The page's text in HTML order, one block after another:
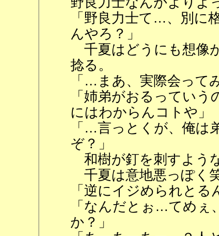
「野良力士て…、別に
んやろ？」
千夏はどうにも想像
捻る。
「…まあ、実際会って
「姉弟がおるってい
にはわからんコトや」
「…言っとくが、俺は
ぞ？」
和樹が釘を刺すよう
千夏は意地悪っぽく
「逆にイジめられと
「なんだとぉ…てめぇ
か？」